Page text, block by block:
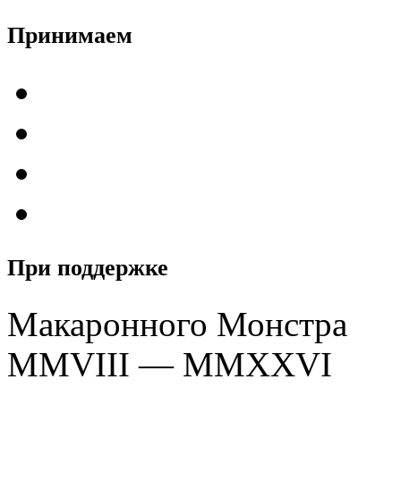
Принимаем
При поддержке
Макаронного Монстра
MMVIII — MMXXVI